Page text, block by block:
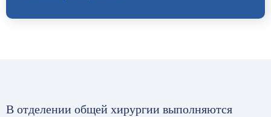
В отделении общей хирургии выполняются